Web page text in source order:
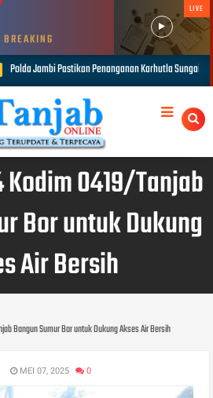
BREAKING
LIVE
Maksimal AUG 08, 2026 1.848 Personel
Kodim 0419/Tanjab
Bor untuk Dukung
Air Bersih
Bangun Sumur Bor untuk Dukung Akses Air Bersih
MEI 07, 2025 0